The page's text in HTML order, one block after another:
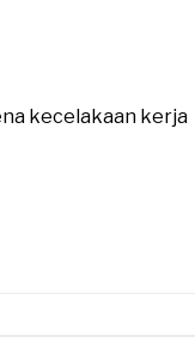
kecelakaan kerja